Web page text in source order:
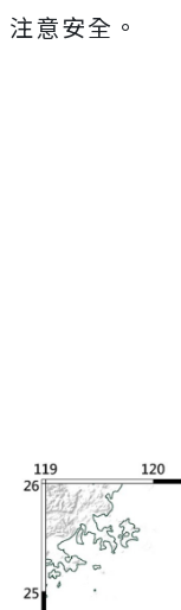
注意安全。